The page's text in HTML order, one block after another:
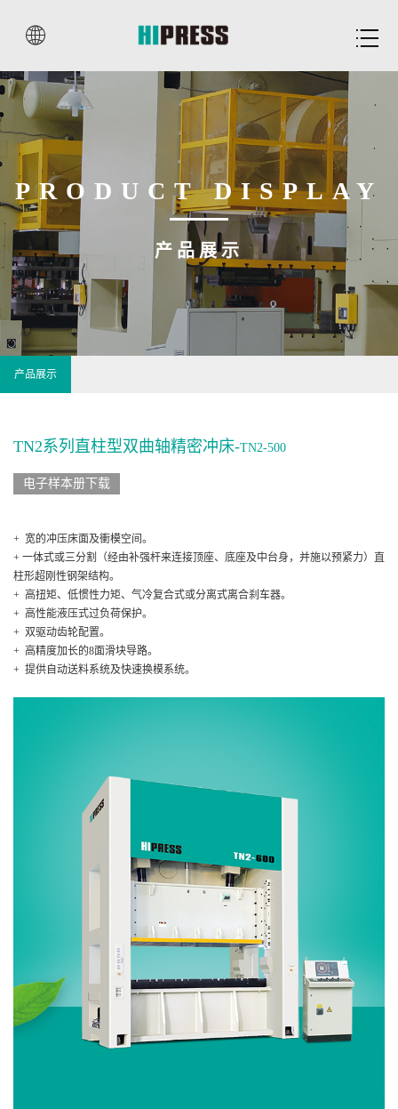


PRODUCT DISPLAY
产品展示
产品展示
TN2系列直柱型双曲轴精密冲床-TN2-500
电子样本册下载
+ 宽的冲压床面及衝模空间。
+ 一体式或三分割（经由补强杆来连接顶座、底座及中台身，并施以预紧力）直
柱形超刚性钢架结构。
+ 高扭矩、低惯性力矩、气冷复合式或分离式离合刹车器。
+ 高性能液压式过负荷保护。
+ 双驱动齿轮配置。
+ 高精度加长的8面滑块导路。
+ 提供自动送料系统及快速换模系统。